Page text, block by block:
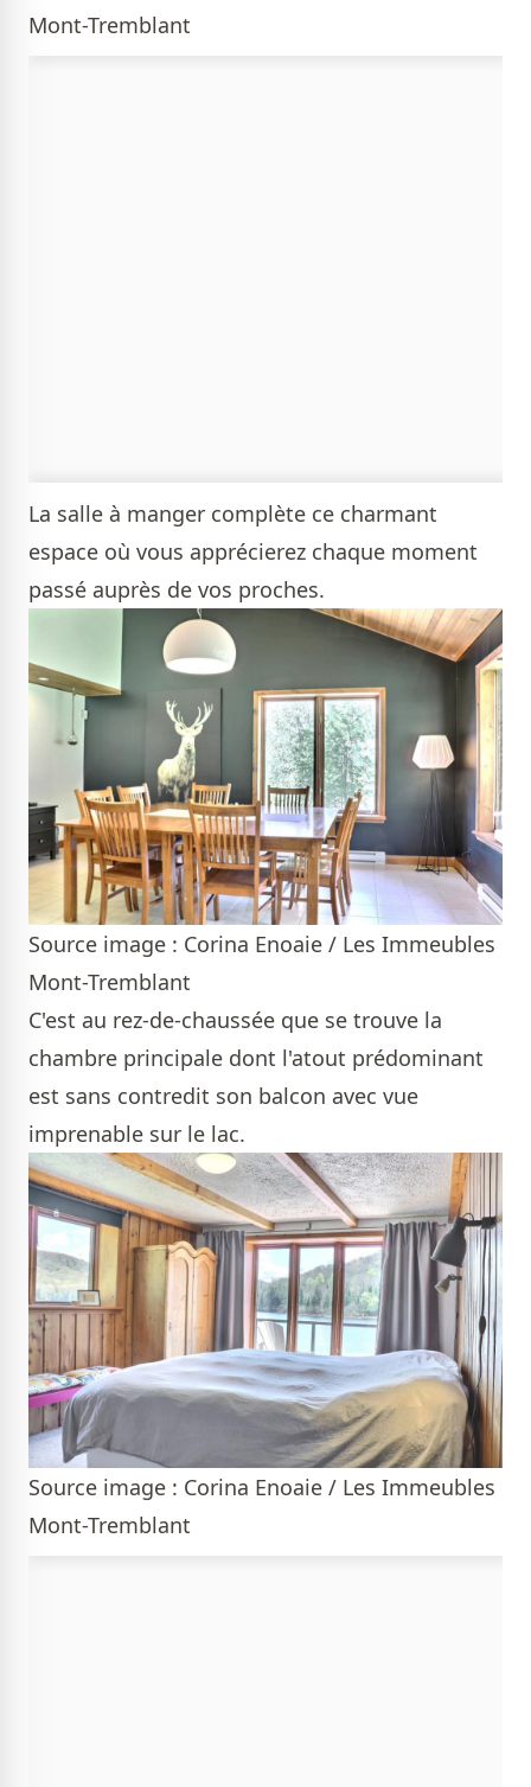
Mont-Tremblant
La salle à manger complète ce charmant
espace où vous apprécierez chaque moment
passé auprès de vos proches.
Source image : Corina Enoaie / Les Immeubles
Mont-Tremblant
C'est au rez-de-chaussée que se trouve la
chambre principale dont l'atout prédominant
est sans contredit son balcon avec vue
imprenable sur le lac.
Source image : Corina Enoaie / Les Immeubles
Mont-Tremblant